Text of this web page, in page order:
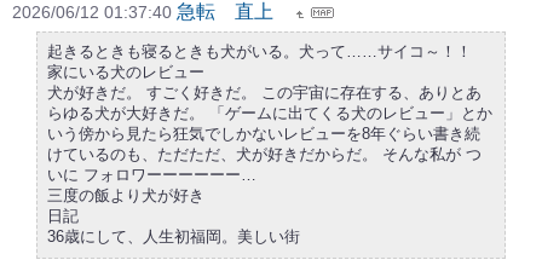
2026/06/12 01:37:40 急転 直上
起きるときも寝るときも犬がいる。犬って……サイコ～！！
家にいる犬のレビュー
犬が好きだ。 すごく好きだ。 この宇宙に存在する、ありとあ
らゆる犬が大好きだ。 「ゲームに出てくる犬のレビュー」とか
いう傍から見たら狂気でしかないレビューを8年ぐらい書き続
けているのも、ただただ、犬が好きだからだ。 そんな私が つ
いに フォロワーーーーーー…
三度の飯より犬が好き
日記
36歳にして、人生初福岡。美しい街